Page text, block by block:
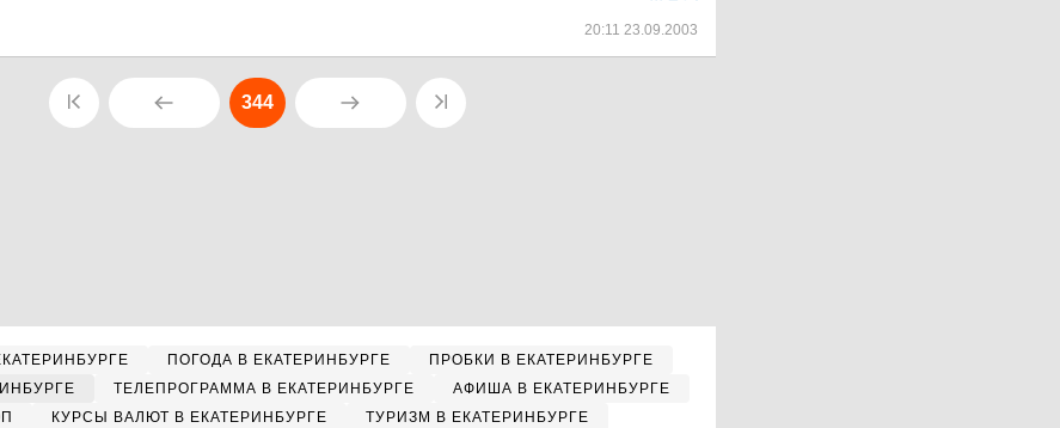
20:11 23.09.2003
344
ПОГОДА В ЕКАТЕРИНБУРГЕ
ПРОБКИ В ЕКАТЕРИНБУРГЕ
ТЕЛЕПРОГРАММА В ЕКАТЕРИНБУРГЕ
АФИША В ЕКАТЕРИНБУРГЕ
КУРСЫ ВАЛЮТ В ЕКАТЕРИНБУРГЕ ТУРИЗМ В ЕКАТЕРИНБУРГЕ